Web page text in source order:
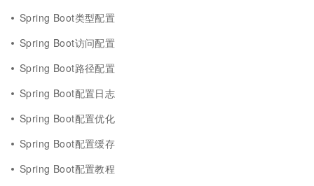
Spring Boot类型配置
Spring Boot访问配置
Spring Boot路径配置
Spring Boot配置日志
Spring Boot配置优化
Spring Boot配置缓存
Spring Boot配置教程